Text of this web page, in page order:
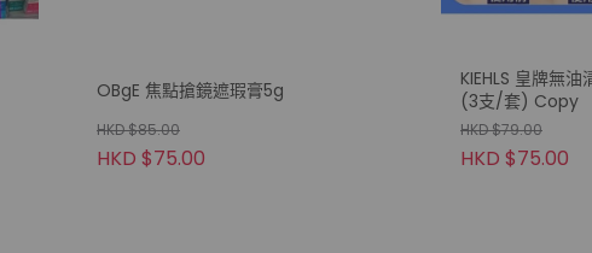
OBgE 焦點搶鏡遮瑕膏5g
HKD $85.00
HKD $75.00
KIEHLS 皇牌無
(3支/套) Copy
HKD $79.00
HKD $75.00